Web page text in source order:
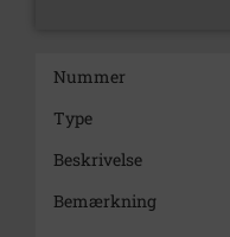
Nummer
Type
Beskrivelse
Bemærkning